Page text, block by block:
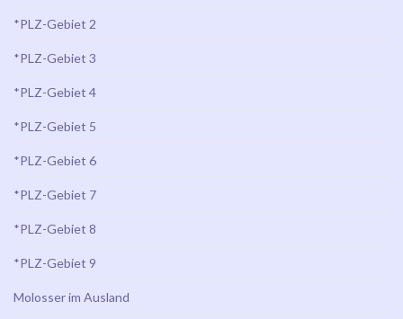
*PLZ-Gebiet 2
*PLZ-Gebiet 3
*PLZ-Gebiet 4
*PLZ-Gebiet 5
*PLZ-Gebiet 6
*PLZ-Gebiet 7
*PLZ-Gebiet 8
*PLZ-Gebiet 9
Molosser im Ausland